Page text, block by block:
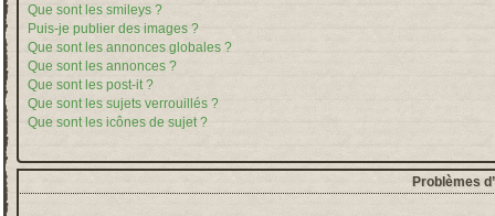
Que sont les smileys ?
Puis-je publier des images ?
Que sont les annonces globales ?
Que sont les annonces ?
Que sont les post-it ?
Que sont les sujets verrouillés ?
Que sont les icônes de sujet ?
Problèmes